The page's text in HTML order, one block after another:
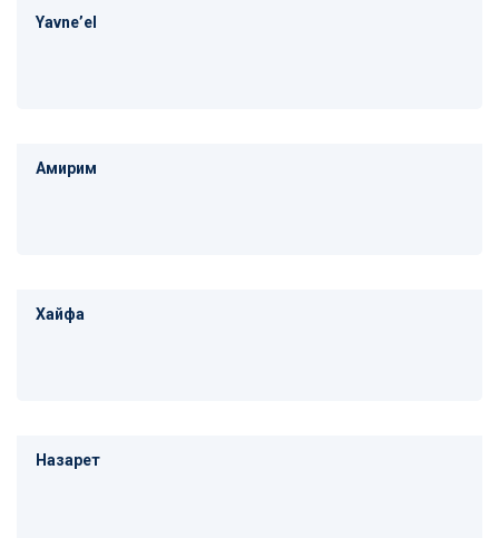
Yavneʼel
Амирим
Хайфа
Назарет